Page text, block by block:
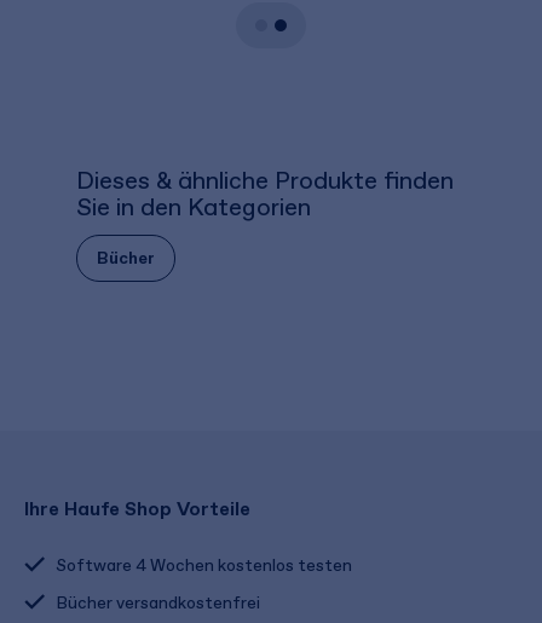
Dieses & ähnliche Produkte finden
Sie in den Kategorien
Bücher
Ihre Haufe Shop Vorteile
Software 4 Wochen kostenlos testen
Bücher versandkostenfrei